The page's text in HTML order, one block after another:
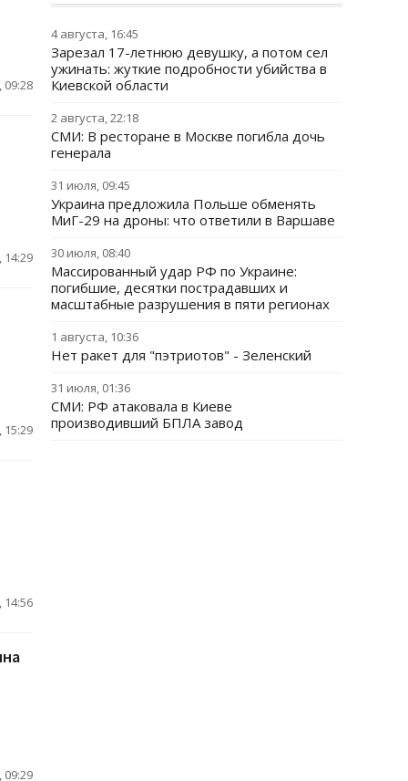
09:28
14:29
15:29
14:56
09:29
4 августа, 16:45
Зарезал 17-летнюю девушку, а потом сел
ужинать: жуткие подробности убийства в
Киевской области
2 августа, 22:18
СМИ: В ресторане в Москве погибла дочь
генерала
31 июля, 09:45
Украина предложила Польше обменять
МиГ-29 на дроны: что ответили в Варшаве
30 июля, 08:40
Массированный удар РФ по Украине:
погибшие, десятки пострадавших и
масштабные разрушения в пяти регионах
1 августа, 10:36
Нет ракет для "пэтриотов" - Зеленский
31 июля, 01:36
СМИ: РФ атаковала в Киеве
производивший БПЛА завод